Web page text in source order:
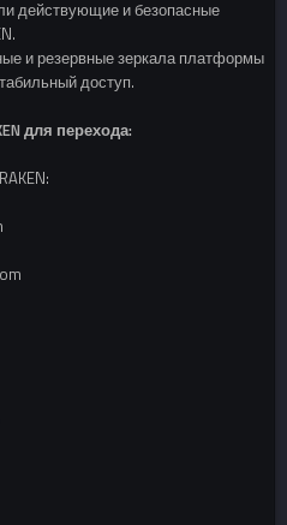
действующие и безопасные
и резервные зеркала платформы
доступ.
для перехода: